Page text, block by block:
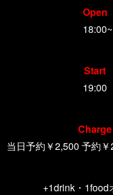
Open
18:00~
Start
19:00
Charge
当日予約￥2,500 予約￥
+1drink・1food